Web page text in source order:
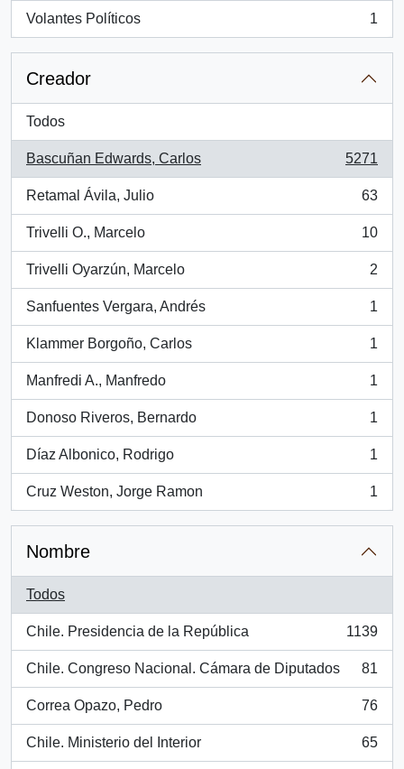
Volantes Políticos
, 1 resultados
1
Creador
Todos
Bascuñan Edwards, Carlos
, 5271 resultados
5271
Retamal Ávila, Julio
, 63 resultados
63
Trivelli O., Marcelo
, 10 resultados
10
Trivelli Oyarzún, Marcelo
, 2 resultados
2
Sanfuentes Vergara, Andrés
, 1 resultados
1
Klammer Borgoño, Carlos
, 1 resultados
1
Manfredi A., Manfredo
, 1 resultados
1
Donoso Riveros, Bernardo
, 1 resultados
1
Díaz Albonico, Rodrigo
, 1 resultados
1
Cruz Weston, Jorge Ramon
, 1 resultados
1
Nombre
Todos
Chile. Presidencia de la República
, 1139 resultados
1139
Chile. Congreso Nacional. Cámara de Diputados
, 81 resultados
81
Correa Opazo, Pedro
, 76 resultados
76
Chile. Ministerio del Interior
, 65 resultados
65